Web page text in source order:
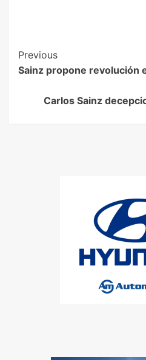
Previous
Sainz propone revolución
Carlos Sainz